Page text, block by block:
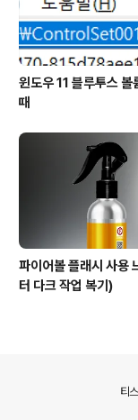
윈도우 11 블루투스 볼
때
파이어볼 플래시 사용
터 다크 작업 복기)
티